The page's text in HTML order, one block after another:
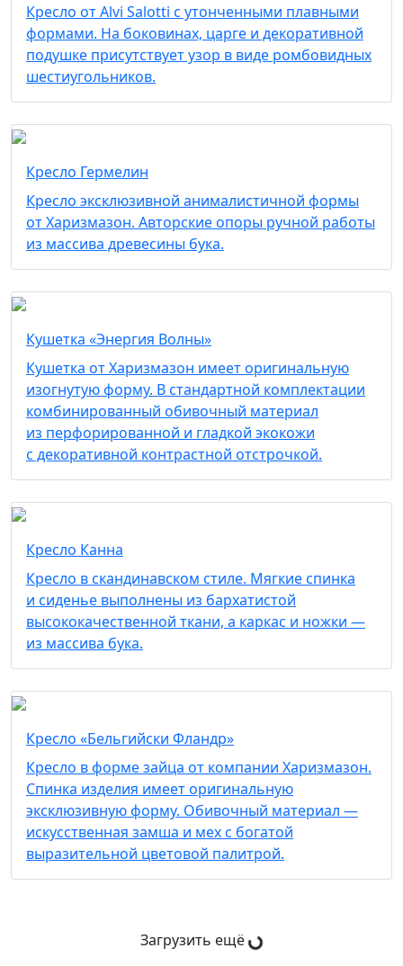
Кресло от Alvi Salotti с утонченными плавными
формами. На боковинах, царге и декоративной
подушке присутствует узор в виде ромбовидных
шестиугольников.
Кресло Гермелин
Кресло эксклюзивной анималистичной формы
от Харизмазон. Авторские опоры ручной работы
из массива древесины бука.
Кушетка «Энергия Волны»
Кушетка от Харизмазон имеет оригинальную
изогнутую форму. В стандартной комплектации
комбинированный обивочный материал
из перфорированной и гладкой экокожи
с декоративной контрастной отстрочкой.
Кресло Канна
Кресло в скандинавском стиле. Мягкие спинка
и сиденье выполнены из бархатистой
высококачественной ткани, а каркас и ножки —
из массива бука.
Кресло «Бельгийски Фландр»
Кресло в форме зайца от компании Харизмазон.
Спинка изделия имеет оригинальную
эксклюзивную форму. Обивочный материал —
искусственная замша и мех с богатой
выразительной цветовой палитрой.
Загрузить ещё